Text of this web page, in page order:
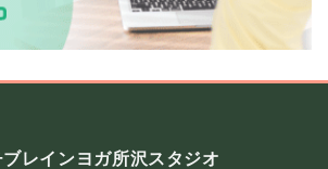
レインヨガ所沢スタジオ
した